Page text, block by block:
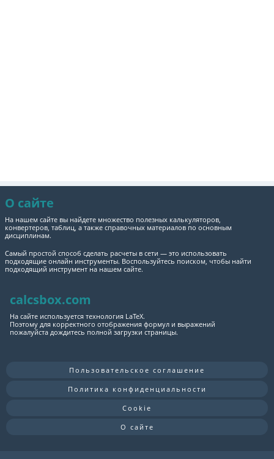
О сайте
На нашем сайте вы найдете множество полезных калькуляторов,
конвертеров, таблиц, а также справочных материалов по основным
дисциплинам.
Самый простой способ сделать расчеты в сети — это использовать
подходящие онлайн инструменты. Воспользуйтесь поиском, чтобы найти
подходящий инструмент на нашем сайте.
calcsbox.com
На сайте используется технология LaTeX.
Поэтому для корректного отображения формул и выражений
пожалуйста дождитесь полной загрузки страницы.
Пользовательское соглашение
Политика конфиденциальности
Cookie
О сайте